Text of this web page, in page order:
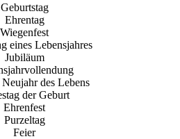
Geburtstag
Ehrentag
Wiegenfest
eines Lebensjahres
Jubiläum
des Lebens
der Geburt
Ehrenfest
Purzeltag
Feier